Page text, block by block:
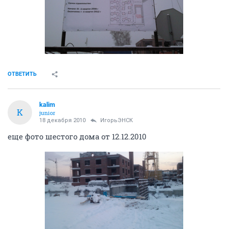
ОТВЕТИТЬ
K
kalim
junior
18 декабря 2010 ИгорьЭНСК
еще фото шестого дома от 12.12.2010